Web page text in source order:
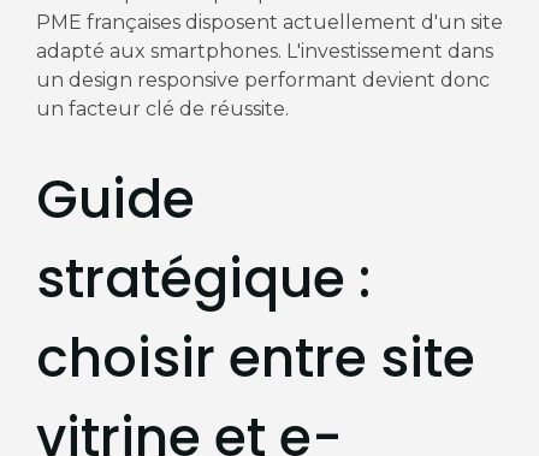
PME françaises disposent actuellement d'un site
adapté aux smartphones. L'investissement dans
un design responsive performant devient donc
un facteur clé de réussite.
Guide
stratégique :
choisir entre site
vitrine et e-